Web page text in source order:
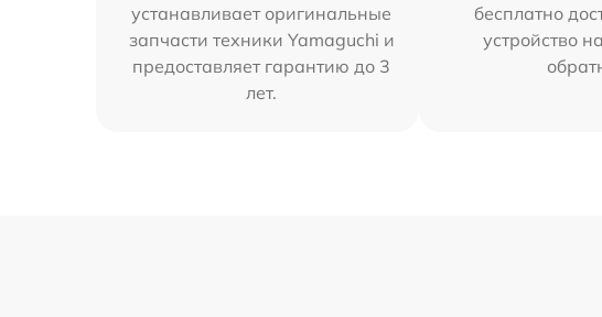
устанавливает оригинальные
запчасти техники Yamaguchi и
предоставляет гарантию до 3
лет.
бесплатно
устройство